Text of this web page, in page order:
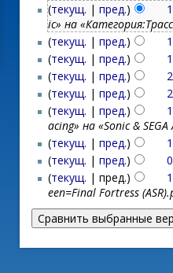
(текущ. | пред.)
ic» на
(текущ. | пред.)
(текущ. | пред.)
(текущ. | пред.)
(текущ. | пред.)
(текущ. | пред.)
acing» на «Sonic &
(текущ. | пред.)
(текущ. | пред.)
(текущ. | пред.)
een=Final Fortress